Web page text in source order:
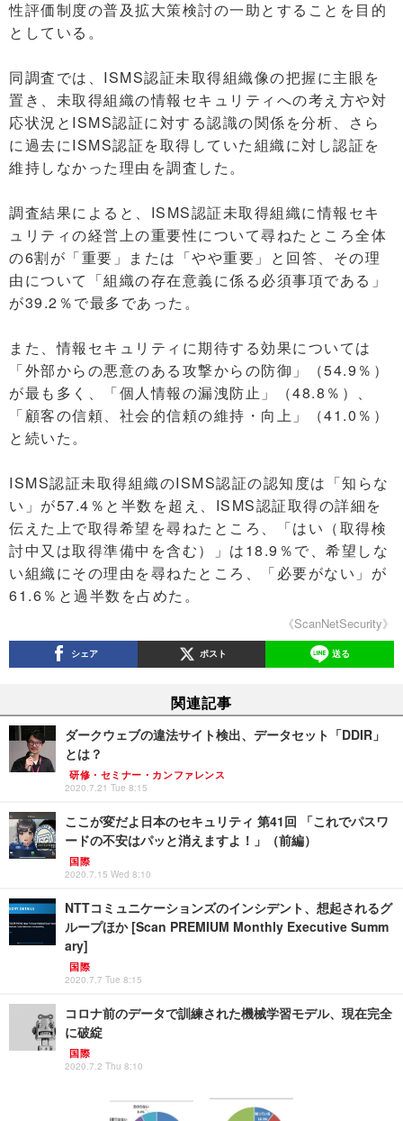
性評価制度の普及拡大策検討の一助とすることを目的
としている。
同調査では、ISMS認証未取得組織像の把握に主眼を
置き、未取得組織の情報セキュリティへの考え方や対
応状況とISMS認証に対する認識の関係を分析、さら
に過去にISMS認証を取得していた組織に対し認証を
維持しなかった理由を調査した。
調査結果によると、ISMS認証未取得組織に情報セキ
ュリティの経営上の重要性について尋ねたところ全体
の6割が「重要」または「やや重要」と回答、その理
由について「組織の存在意義に係る必須事項である」
が39.2％で最多であった。
また、情報セキュリティに期待する効果については
「外部からの悪意のある攻撃からの防御」（54.9％）
が最も多く、「個人情報の漏洩防止」（48.8％）、
「顧客の信頼、社会的信頼の維持・向上」（41.0％）
と続いた。
ISMS認証未取得組織のISMS認証の認知度は「知らな
い」が57.4％と半数を超え、ISMS認証取得の詳細を
伝えた上で取得希望を尋ねたところ、「はい（取得検
討中又は取得準備中を含む）」は18.9％で、希望しな
い組織にその理由を尋ねたところ、「必要がない」が
61.6％と過半数を占めた。
《ScanNetSecurity》
シェア ポスト 送る
関連記事
ダークウェブの違法サイト検出、データセット「DDIR」
とは？
研修・セミナー・カンファレンス
2020.7.21 Tue 8:15
ここが変だよ日本のセキュリティ 第41回 「これでパスワ
ードの不安はパッと消えますよ！」（前編）
国際
2020.7.15 Wed 8:10
NTTコミュニケーションズのインシデント、想起されるグ
ループほか [Scan PREMIUM Monthly Executive Summ
ary]
国際
2020.7.7 Tue 8:15
コロナ前のデータで訓練された機械学習モデル、現在完全
に破綻
国際
2020.7.2 Thu 8:10